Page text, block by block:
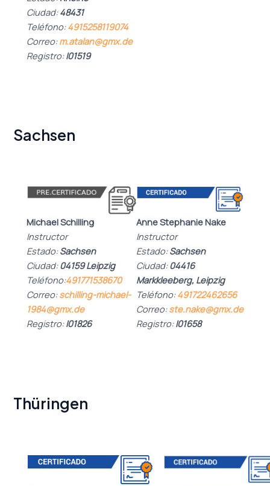
Ciudad:48431
Teléfono:4915258119074
Correo:m.atalan@gmx.de
Registro:I01519
Sachsen
Michael Schilling
Instructor
Estado:Sachsen
Ciudad:04159 Leipzig
Teléfono:491771538670
Correo:schilling-michael-
1984@gmx.de
Registro:I01826
Anne Stephanie Nake
Instructor
Estado:Sachsen
Ciudad:04416
Markkleeberg, Leipzig
Teléfono:491722462656
Correo:ste.nake@gmx.de
Registro:I01658
Thüringen